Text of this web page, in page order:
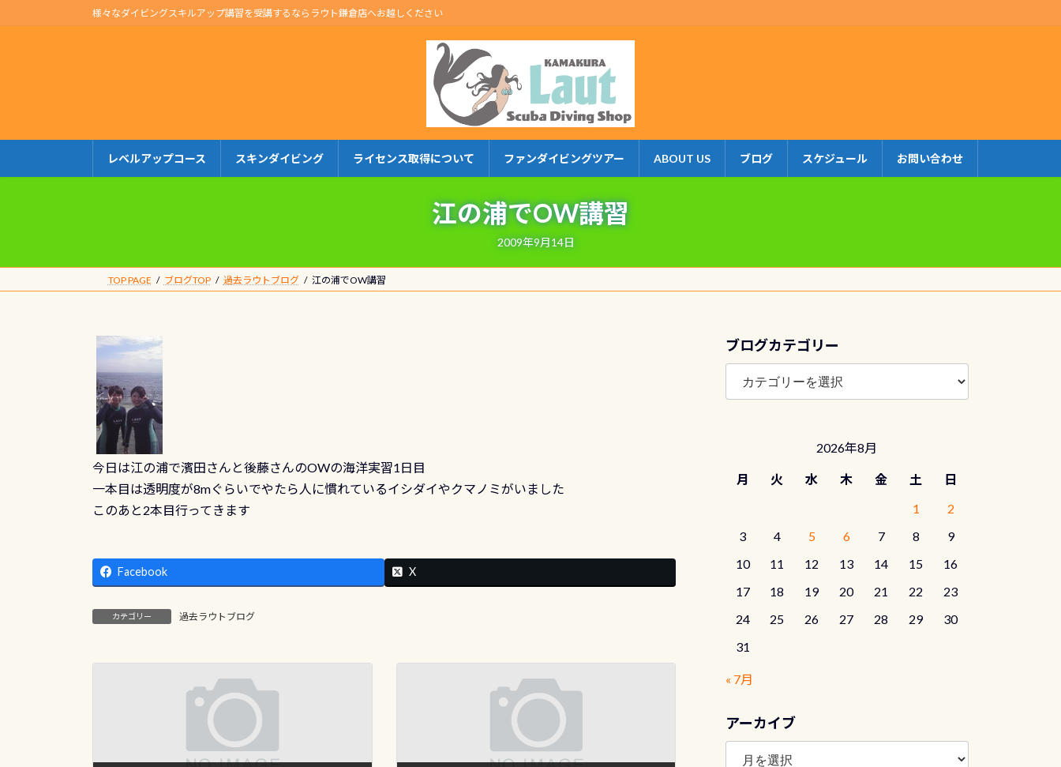
ン
キ
プ
ビ
に
動
様々なダイビングスキルアップ講習を受講するならラウト鎌倉店へお越しください
レベルアップコース スキンダイビング ライセンス取得について ファンダイビングツアー ABOUT US ブログ スケジュール お問い合わせ
江の浦でOW講習
2009年9月14日
TOP PAGE ブログTOP 過去ラウトブログ 江の浦でOW講習
今日は江の浦で濱田さんと後藤さんのOWの海洋実習1日目
一本目は透明度が8mぐらいでやたら人に慣れているイシダイやクマノミがいました
このあと2本目行ってきます
Facebook X
カテゴリー 過去ラウトブログ
ブログカテゴリー
ブ
グ
2026年8月
月 火 水 木 金 土
日
1
2
3
4 5 6 7 8
9
10
11 12 13 14 15
16
17
18 19 20 21 22
23
24
25 26 27 28 29
30
31
« 7月
アーカイブ
ア